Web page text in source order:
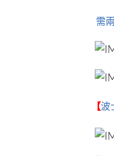
需
【波